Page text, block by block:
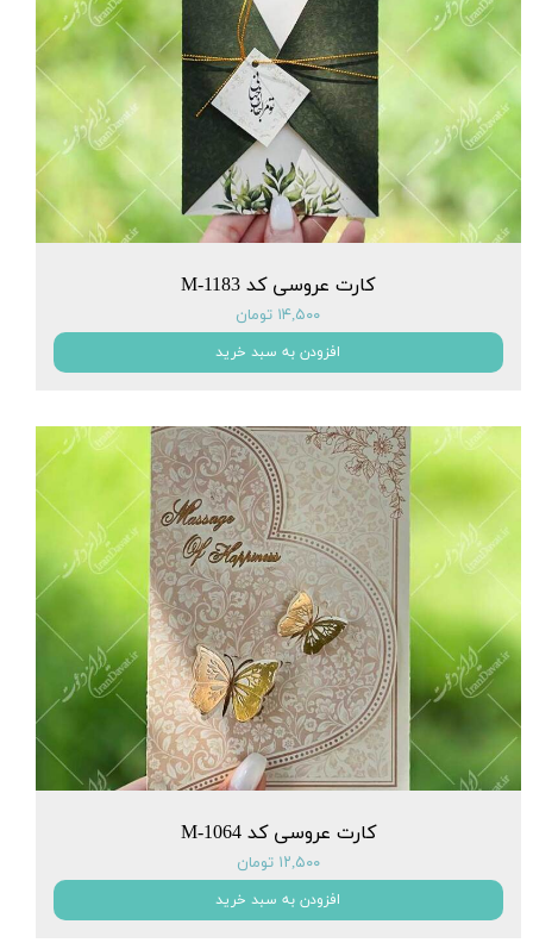
کارت عروسی کد M-1183
۱۴,۵۰۰ تومان
افزودن به سبد خرید
کارت عروسی کد M-1064
۱۲,۵۰۰ تومان
افزودن به سبد خرید